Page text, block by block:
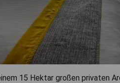
15 Hektar großen privaten